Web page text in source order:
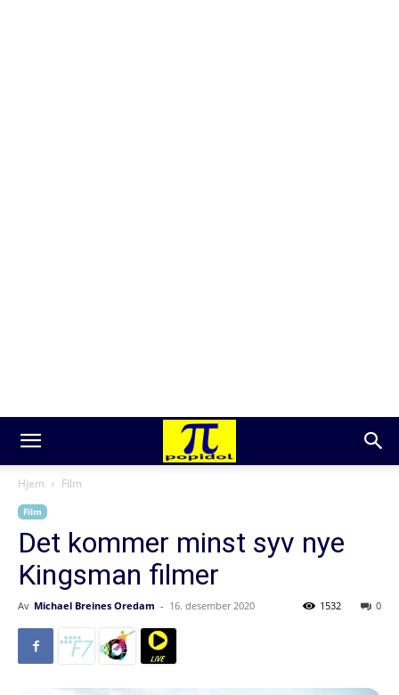
Hjem Film
Film
Det kommer minst syv nye
Kingsman filmer
Av Michael Breines Oredam - 16. desember 2020 0
1532